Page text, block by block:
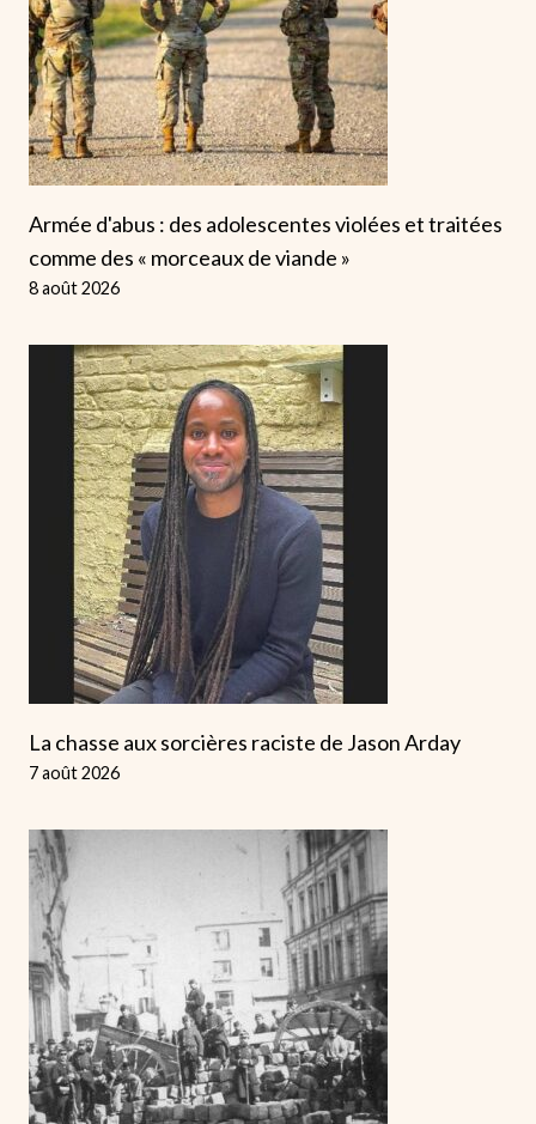
Armée d'abus : des adolescentes violées et traitées
comme des « morceaux de viande »
8 août 2026
La chasse aux sorcières raciste de Jason Arday
7 août 2026